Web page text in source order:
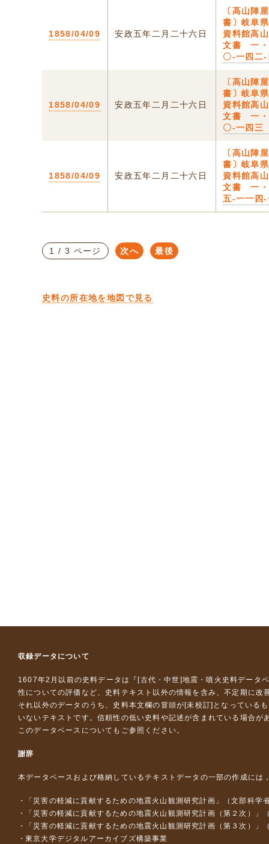
1858/04/09 安政五年二月二十六日
〔高山陣
書〕岐阜
資料館高
文書 一
〇-一四二
1858/04/09 安政五年二月二十六日
〔高山陣
書〕岐阜
資料館高
文書 一
〇-一四三
1858/04/09 安政五年二月二十六日
〔高山陣
書〕岐阜
資料館高
文書 一
五-一一四-
1 / 3 ページ 次へ 最後
史料の所在地を地図で見る
収録データについて
1607年2月以前の史料データは『 [古代・中世]地震・噴火史料データ
性についての評価など、史料テキスト以外の情報を含み、不定期に改
それ以外のデータのうち、史料本文欄の冒頭が[未校訂]となっている
いないテキストです。信頼性の低い史料や記述が含まれている場合が
このデータベースについて もご参照ください。
謝辞
本データベースおよび格納しているテキストデータの一部の作成には
「災害の軽減に貢献するための地震火山観測研究計画」（文部科学
「災害の軽減に貢献するための地震火山観測研究計画（第２次）」
「災害の軽減に貢献するための地震火山観測研究計画（第３次）」
東京大学デジタルアーカイブズ構築事業